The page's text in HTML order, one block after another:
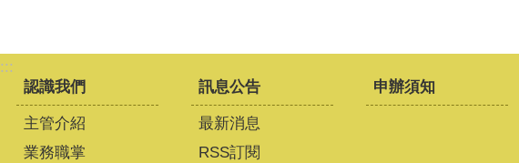
:::
認識我們
主管介紹
業務職掌
訊息公告
最新消息
RSS訂閱
申辦須知